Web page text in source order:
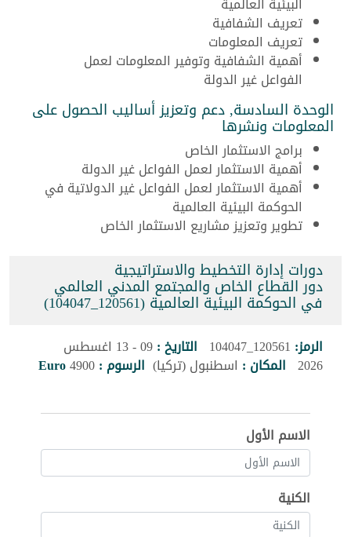
تعريف الشفافية
تعريف المعلومات
أهمية الشفافية وتوفير المعلومات لعمل
الفواعل غير الدولة
الوحدة السادسة, دعم وتعزيز أساليب الحصول على
المعلومات ونشرها
برامج الاستثمار الخاص
أهمية الاستثمار لعمل الفواعل غير الدولة
أهمية الاستثمار لعمل الفواعل غير الدولاتية في
الحوكمة البيئية العالمية
تطوير وتعزيز مشاريع الاستثمار الخاص
دورات إدارة التخطيط والاستراتيجية
دور القطاع الخاص والمجتمع المدني العالمي
في الحوكمة البيئية العالمية (120561_104047)
الرمز: 120561_104047 التاريخ : 09 - 13 اغسطس
2026 المكان : اسطنبول (تركيا) الرسوم :4900
Euro
الاسم الأول
الكنية